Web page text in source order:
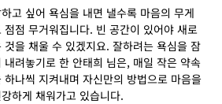
고 싶어 욕심을 내면 낼수록 마음의 무게
점점 무거워집니다. 빈 공간이 있어야 새로
것을 채울 수 있겠지요. 잘하려는 욕심을 잠
내려놓기로 한 안태희 님은, 매일 작은 약속
하나씩 지켜내며 자신만의 방법으로 마음을
하게 채워가고 있습니다.